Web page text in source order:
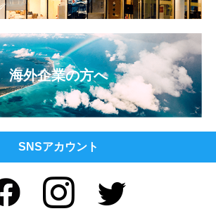
海外企業の方へ
SNSアカウント